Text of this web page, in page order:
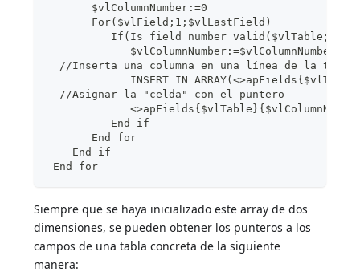
       $vlColumnNumber:=0
       For($vlField;1;$vlLastField)
If(Is field number
             $vlColumnNumber:=$vlColumnNumber+1
//Inserta una columna en una línea de la tabla
INSERT IN
  //Asignar la "celda" con el puntero
          End if
       End for
    End if
End for
Siempre que se haya inicializado este array de dos
dimensiones, se pueden obtener los punteros a los
campos de una tabla concreta de la siguiente
manera: